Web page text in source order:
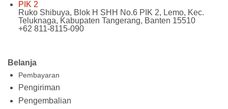
Belanja
Pembayaran
Pengiriman
Pengembalian
PIK 2
Ruko Shibuya, Blok H SHH No.6 PIK 2, Lemo, Kec.
Teluknaga, Kabupaten Tangerang, Banten 15510
+62 811-8115-090